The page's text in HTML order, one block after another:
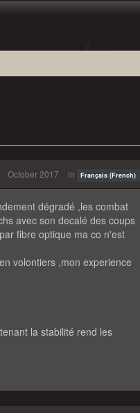
October 2017 in Français (French)
dégradé ,les combat
avec son decalé des coups
fibre optique ma co n'est
volontiers ,mon experience
la stabilité rend les